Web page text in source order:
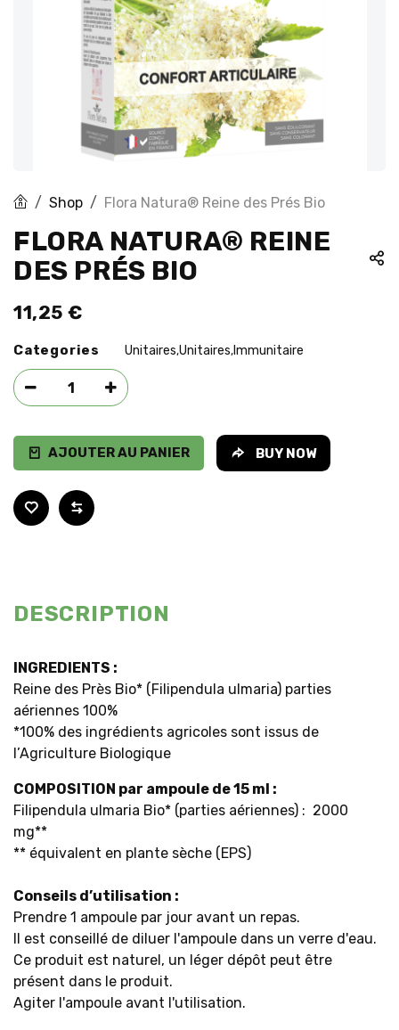
Shop Flora Natura® Reine des Prés Bio
FLORA NATURA® REINE
DES PRÉS BIO
11,25 €
Categories Unitaires,Unitaires, Immunitaire
AJOUTER AU PANIER BUY NOW
DESCRIPTION
INGREDIENTS :
Reine des Près Bio* (Filipendula ulmaria) parties
aériennes 100%
*100% des ingrédients agricoles sont issus de
l’Agriculture Biologique
COMPOSITION par ampoule de 15 ml :
Filipendula ulmaria Bio* (parties aériennes) : 2000
mg**
** équivalent en plante sèche (EPS)
Conseils d’utilisation :
Prendre 1 ampoule par jour avant un repas.
Il est conseillé de diluer l'ampoule dans un verre d'eau.
Ce produit est naturel, un léger dépôt peut être
présent dans le produit.
Agiter l'ampoule avant l'utilisation.